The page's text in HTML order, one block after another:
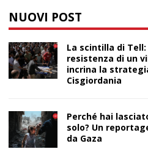
NUOVI POST
La scintilla di Tell:
resistenza di un
incrina la
Cisgiordania
Perché hai
solo? Un
da Gaza